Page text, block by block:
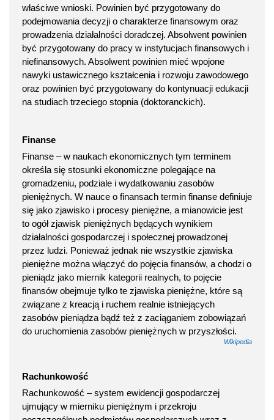
właściwe wnioski. Powinien być przygotowany do
podejmowania decyzji o charakterze finansowym oraz
prowadzenia działalności doradczej. Absolwent powinien
być przygotowany do pracy w instytucjach finansowych i
niefinansowych. Absolwent powinien mieć wpojone
nawyki ustawicznego kształcenia i rozwoju zawodowego
oraz powinien być przygotowany do kontynuacji edukacji
na studiach trzeciego stopnia (doktoranckich).
Finanse
Finanse – w naukach ekonomicznych tym terminem
określa się stosunki ekonomiczne polegające na
gromadzeniu, podziale i wydatkowaniu zasobów
pieniężnych. W nauce o finansach termin finanse definiuje
się jako zjawisko i procesy pieniężne, a mianowicie jest
to ogół zjawisk pieniężnych będących wynikiem
działalności gospodarczej i społecznej prowadzonej
przez ludzi. Ponieważ jednak nie wszystkie zjawiska
pieniężne można włączyć do pojęcia finansów, a chodzi o
pieniądz jako miernik kategorii realnych, to pojęcie
finansów obejmuje tylko te zjawiska pieniężne, które są
związane z kreacją i ruchem realnie istniejących
zasobów pieniądza bądź też z zaciąganiem zobowiązań
do uruchomienia zasobów pieniężnych w przyszłości.
Wikipedia
Rachunkowość
Rachunkowość – system ewidencji gospodarczej
ujmujący w mierniku pieniężnym i przekroju